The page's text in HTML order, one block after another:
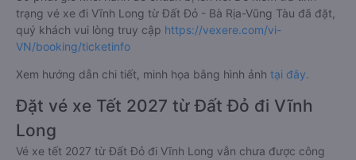
trạng vé xe đi Vĩnh Long từ Đất Đỏ - Bà Rịa-Vũng Tàu đã đặt,
quý khách vui lòng truy cập https://vexere.com/vi-
VN/booking/ticketinfo
Xem hướng dẫn chi tiết, minh họa bằng hình ảnh tại đây.
Đặt vé xe Tết 2027 từ Đất Đỏ đi Vĩnh
Long
Vé xe tết 2027 từ Đất Đỏ đi Vĩnh Long vẫn chưa được công